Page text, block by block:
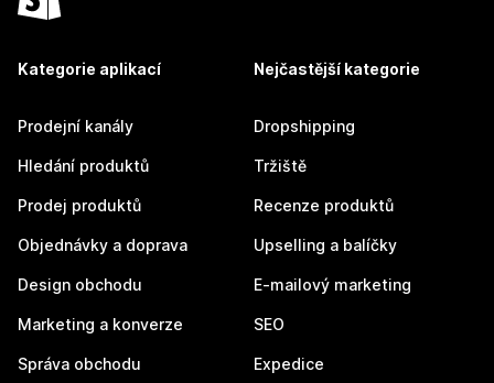
Kategorie aplikací
Prodejní kanály
Hledání produktů
Prodej produktů
Objednávky a doprava
Design obchodu
Marketing a konverze
Správa obchodu
Nejčastější kategorie
Dropshipping
Tržiště
Recenze produktů
Upselling a balíčky
E-mailový marketing
SEO
Expedice